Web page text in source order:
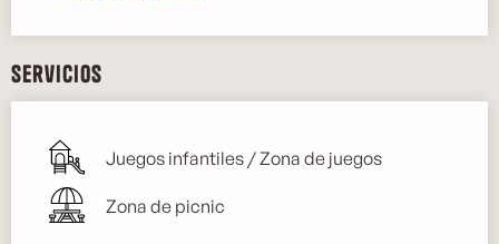
Servicios
Juegos infantiles / Zona de juegos
Zona de picnic